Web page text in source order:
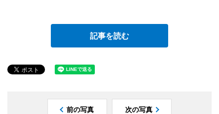
記事を読む
前の写真 次の写真